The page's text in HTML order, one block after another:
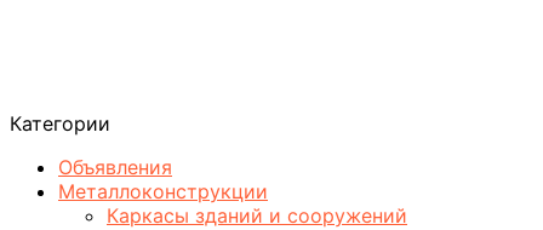
Категории
Объявления
Металлоконструкции
Каркасы зданий и сооружений